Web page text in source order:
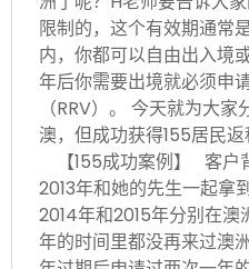
限制的，这个有效期通常
内，你都可以自由出入境
年后你需要出境就必须申
（RRV）。 今天就为大
澳，但成功获得155居民
【155成功案例】 客户
2013年和她的先生一起拿
2014年和2015年分别在
年的时间里都没再来过澳